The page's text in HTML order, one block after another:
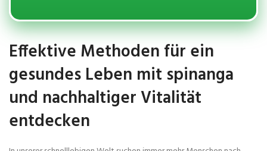
Effektive Methoden für ein
gesundes Leben mit spinanga
und nachhaltiger Vitalität
entdecken